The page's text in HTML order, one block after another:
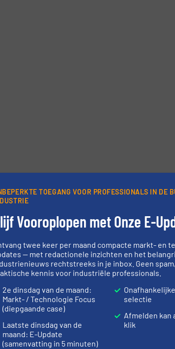
TOEGANG VOOR PROFESSIONALS IN DE
Vooroplopen met Onze E-
twee keer per maand compacte markt- en
— met redactionele inzichten en het
rechtstreeks in je inbox. Geen
kennis voor industriële professionals.
2e dinsdag van de maand:
Markt- / Technologie Focus
(diepgaande case)
Laatste dinsdag van de
maand: E-Update
(samenvatting in 5 minuten)
selectie
Afmelden kan
klik